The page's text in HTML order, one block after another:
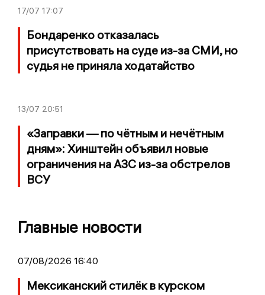
17/07 17:07
Бондаренко отказалась
присутствовать на суде из-за СМИ, но
судья не приняла ходатайство
13/07 20:51
«Заправки — по чётным и нечётным
дням»: Хинштейн объявил новые
ограничения на АЗС из-за обстрелов
ВСУ
Главные новости
07/08/2026 16:40
Мексиканский стилёк в курском